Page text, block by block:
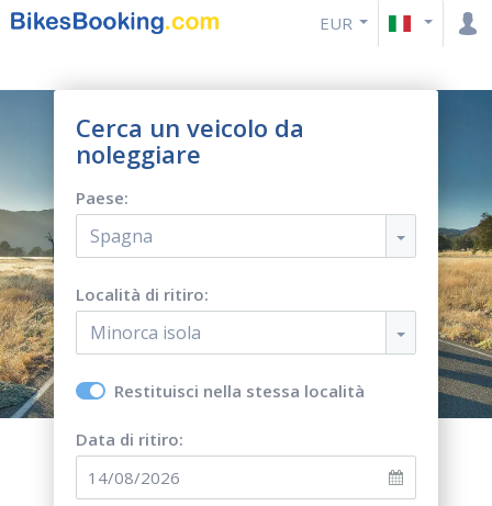
EUR
Cerca un veicolo da
noleggiare
Paese:
Spagna
Località di ritiro:
Minorca isola
Restituisci nella stessa località
Data di ritiro: